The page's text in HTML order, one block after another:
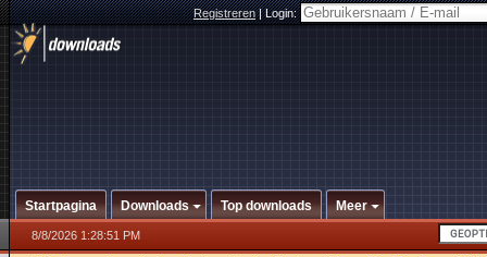
Registreren|Login:
Startpagina Downloads Top downloads Meer
8/8/2026 1:28:51 PM